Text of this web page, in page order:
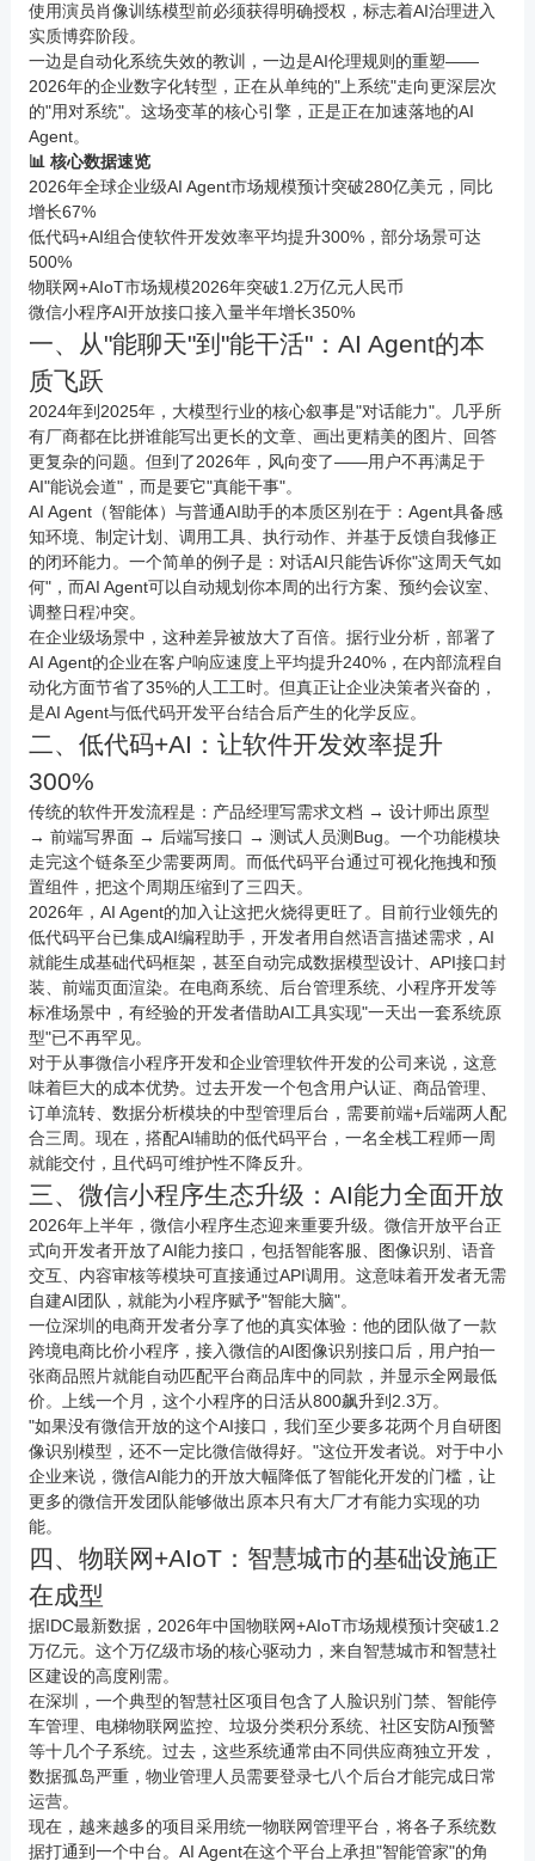
使用演员肖像训练模型前必须获得明确授权，标志着AI治理进入
实质博弈阶段。
一边是自动化系统失效的教训，一边是AI伦理规则的重塑——
2026年的企业数字化转型，正在从单纯的"上系统"走向更深层次
的"用对系统"。这场变革的核心引擎，正是正在加速落地的AI
Agent。
📊 核心数据速览
2026年全球企业级AI Agent市场规模预计突破280亿美元，同比
增长67%
低代码+AI组合使软件开发效率平均提升300%，部分场景可达
500%
物联网+AIoT市场规模2026年突破1.2万亿元人民币
微信小程序AI开放接口接入量半年增长350%
一、从"能聊天"到"能干活"：AI Agent的本
质飞跃
2024年到2025年，大模型行业的核心叙事是"对话能力"。几乎所
有厂商都在比拼谁能写出更长的文章、画出更精美的图片、回答
更复杂的问题。但到了2026年，风向变了——用户不再满足于
AI"能说会道"，而是要它"真能干事"。
AI Agent（智能体）与普通AI助手的本质区别在于：Agent具备感
知环境、制定计划、调用工具、执行动作、并基于反馈自我修正
的闭环能力。一个简单的例子是：对话AI只能告诉你"这周天气如
何"，而AI Agent可以自动规划你本周的出行方案、预约会议室、
调整日程冲突。
在企业级场景中，这种差异被放大了百倍。据行业分析，部署了
AI Agent的企业在客户响应速度上平均提升240%，在内部流程自
动化方面节省了35%的人工工时。但真正让企业决策者兴奋的，
是AI Agent与低代码开发平台结合后产生的化学反应。
二、低代码+AI：让软件开发效率提升
300%
传统的软件开发流程是：产品经理写需求文档 → 设计师出原型
→ 前端写界面 → 后端写接口 → 测试人员测Bug。一个功能模块
走完这个链条至少需要两周。而低代码平台通过可视化拖拽和预
置组件，把这个周期压缩到了三四天。
2026年，AI Agent的加入让这把火烧得更旺了。目前行业领先的
低代码平台已集成AI编程助手，开发者用自然语言描述需求，AI
就能生成基础代码框架，甚至自动完成数据模型设计、API接口封
装、前端页面渲染。在电商系统、后台管理系统、 小程序开发等
标准场景中，有经验的开发者借助AI工具实现"一天出一套系统原
型"已不再罕见。
对于从事微信小程序开发和企业管理软件开发的公司来说，这意
味着巨大的成本优势。过去开发一个包含用户认证、商品管理、
订单流转、数据分析模块的中型管理后台，需要前端+后端两人配
合三周。现在，搭配AI辅助的低代码平台，一名全栈工程师一周
就能交付，且代码可维护性不降反升。
三、微信小程序生态升级：AI能力全面开放
2026年上半年，微信小程序生态迎来重要升级。微信开放平台正
式向开发者开放了AI能力接口，包括智能客服、图像识别、语音
交互、内容审核等模块可直接通过API调用。这意味着开发者无需
自建AI团队，就能为小程序赋予"智能大脑"。
一位深圳的电商开发者分享了他的真实体验：他的团队做了一款
跨境电商比价小程序，接入微信的AI图像识别接口后，用户拍一
张商品照片就能自动匹配平台商品库中的同款，并显示全网最低
价。上线一个月，这个小程序的日活从800飙升到2.3万。
"如果没有微信开放的这个AI接口，我们至少要多花两个月自研图
像识别模型，还不一定比微信做得好。"这位开发者说。对于中小
企业来说，微信AI能力的开放大幅降低了智能化开发的门槛，让
更多的微信开发团队能够做出原本只有大厂才有能力实现的功
能。
四、 物联网+AIoT：智慧城市的基础设施正
在成型
据IDC最新数据，2026年中国物联网+AIoT市场规模预计突破1.2
万亿元。这个万亿级市场的核心驱动力，来自智慧城市和智慧社
区建设的高度刚需。
在深圳，一个典型的智慧社区项目包含了人脸识别门禁、智能停
车管理、电梯物联网监控、垃圾分类积分系统、社区安防AI预警
等十几个子系统。过去，这些系统通常由不同供应商独立开发，
数据孤岛严重，物业管理人员需要登录七八个后台才能完成日常
运营。
现在，越来越多的项目采用统一物联网管理平台，将各子系统数
据打通到一个中台。AI Agent在这个平台上承担"智能管家"的角